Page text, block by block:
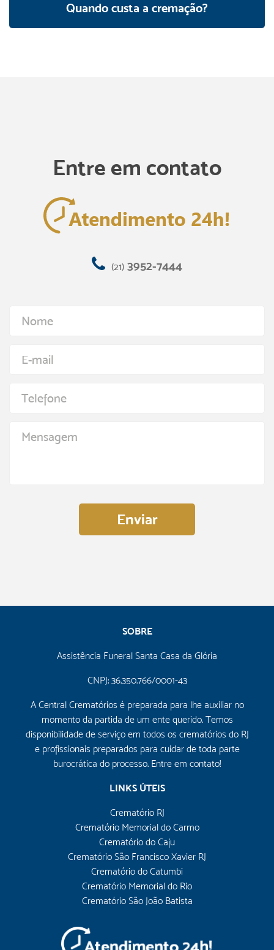
Quando custa a cremação?
Entre em contato
(21) 3952-7444
Nome
E-mail
Telefone
Mensagem
SOBRE
Assistência Funeral Santa Casa da Glória
CNPJ: 36.350.766/0001-43
A Central Crematórios é preparada para lhe auxiliar no
momento da partida de um ente querido. Temos
disponibilidade de serviço em todos os crematórios do RJ
e profissionais preparados para cuidar de toda parte
burocrática do processo. Entre em contato!
LINKS ÚTEIS
Crematório RJ
Crematório Memorial do Carmo
Crematório do Caju
Crematório São Francisco Xavier RJ
Crematório do Catumbi
Crematório Memorial do Rio
Crematório São João Batista